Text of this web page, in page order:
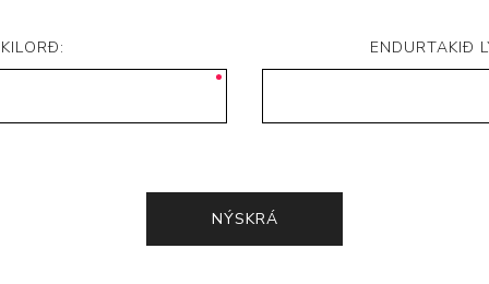
ENDURTAKIÐ